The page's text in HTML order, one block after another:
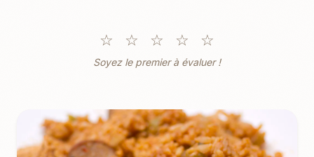
☆ ☆ ☆ ☆ ☆
Soyez le premier à évaluer !